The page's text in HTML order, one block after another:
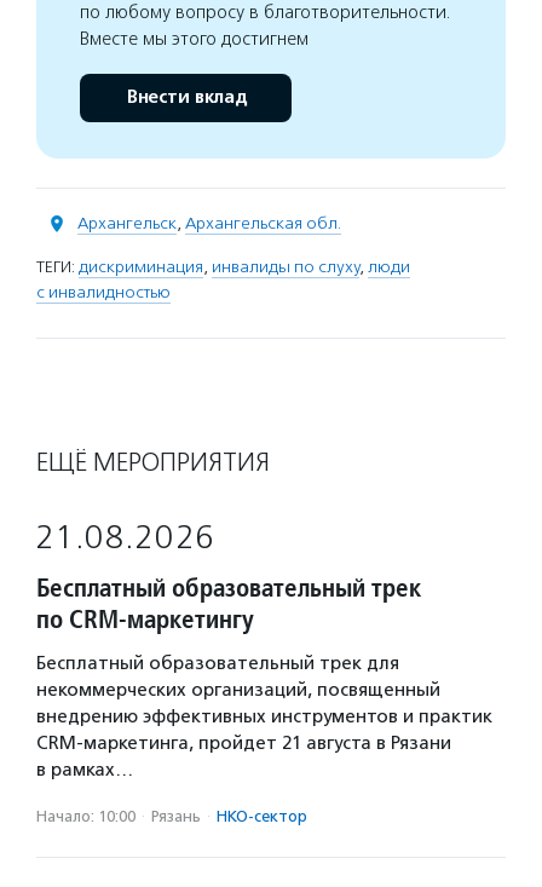
по любому вопросу в благотворительности.
Вместе мы этого достигнем
Внести вклад
Архангельск, Архангельская обл.
ТЕГИ: дискриминация, инвалиды по слуху, люди
с инвалидностью
ЕЩЁ МЕРОПРИЯТИЯ
21.08.2026
Бесплатный образовательный трек
по CRM-маркетингу
Бесплатный образовательный трек для
некоммерческих организаций, посвященный
внедрению эффективных инструментов и практик
CRM-маркетинга, пройдет 21 августа в Рязани
в рамках…
Начало: 10:00 · Рязань · НКО-сектор